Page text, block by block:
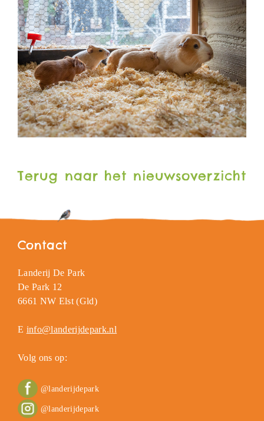
Terug naar het nieuwsoverzicht
Contact
Landerij De Park
De Park 12
6661 NW Elst (Gld)
E info@landerijdepark.nl
Volg ons op:
@landerijdepark
@landerijdepark